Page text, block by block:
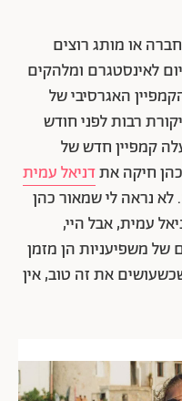
או מותג רוצים
לאינסטגרם ומלהקים
האגרסיבי של
רבות לפני חודש
קמפיין חדש של
כהן חיקה אתדניאל עמית
נראה לי שמאור כהן
עמית, אבל היי,
של משפיעניות הן מזמן
את זה טוב, אין